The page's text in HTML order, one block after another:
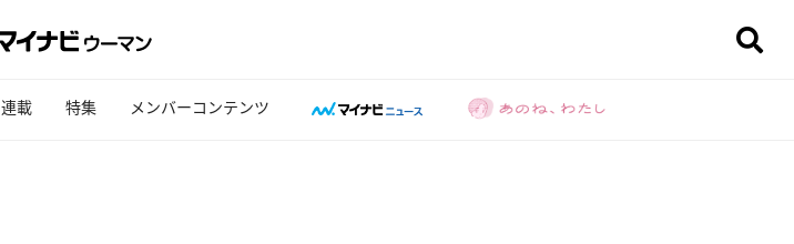
連載 特集 メンバーコンテンツ